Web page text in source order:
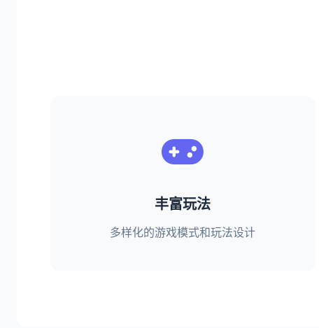
丰富玩法
多样化的游戏模式和玩法设计